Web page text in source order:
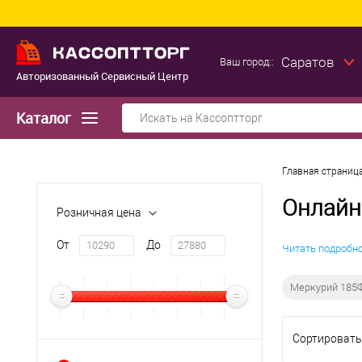
Авторизованный Сервисный Центр
Ваш город:: Саратов
Каталог
Розничная цена
От До
Главная
Читать
Меркурий